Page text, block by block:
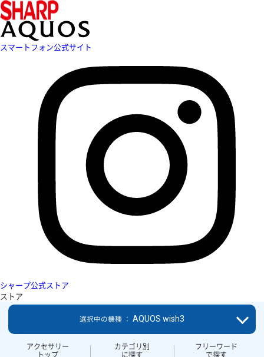
スマートフォン公式サイト
シャープ公式ストア
ストア
アクセサリー
トップ
カテゴリ別
に探す
フリーワード
で探す
選択中の機種 ： AQUOS wish3